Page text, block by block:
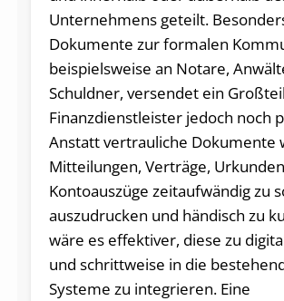
Unternehmens geteilt.
Dokumente zur formalen
beispielsweise an Notare,
Schuldner, versendet ein
Finanzdienstleister jedoch noch
Anstatt vertrauliche Dokumente
Mitteilungen, Verträge,
Kontoauszüge zeitaufwändig zu
auszudrucken und händisch zu
wäre es effektiver, diese zu
und schrittweise in die
Systeme zu integrieren. Eine